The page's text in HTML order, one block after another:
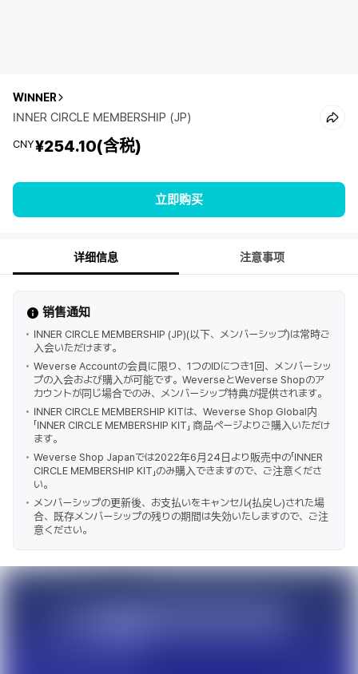
WINNER
INNER CIRCLE MEMBERSHIP (JP)
CNY¥254.10(含税)
立即购买
详细信息 注意事项
销售通知
INNER CIRCLE MEMBERSHIP (JP)(以下、メンバーシップ)は常時ご
入会いただけます。
Weverse Accountの会員に限り、1つのIDにつき1回、メンバーシッ
プの入会および購入が可能です。WeverseとWeverse Shopのア
カウントが同じ場合でのみ、メンバーシップ特典が提供されます。
INNER CIRCLE MEMBERSHIP KITは、Weverse Shop Global内
「INNER CIRCLE MEMBERSHIP KIT」 商品ページよりご購入いただけ
ます。
Weverse Shop Japanでは2022年6月24日より販売中の「INNER
CIRCLE MEMBERSHIP KIT」のみ購入できますので、ご注意くださ
い。
メンバーシップの更新後、お支払いをキャンセル(払戻し)された場
合、既存メンバーシップの残りの期間は失効いたしますので、ご注
意ください。